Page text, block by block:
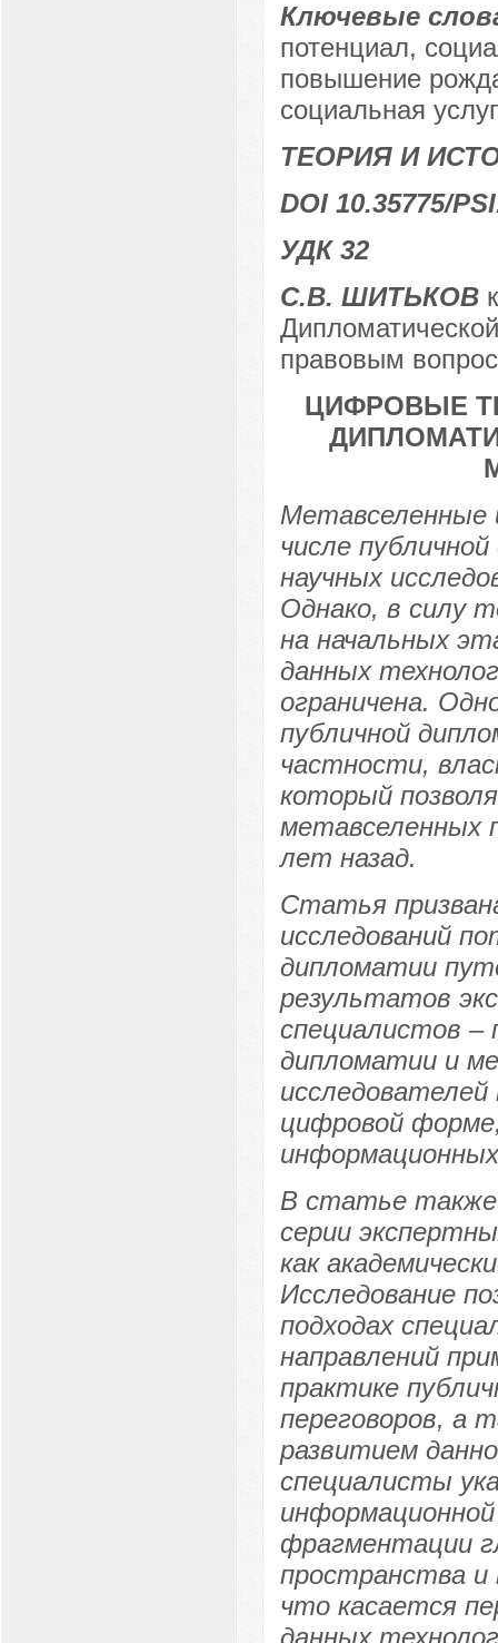
Ключевые
потенциал,
повышение
социальная
ТЕОРИЯ И
DOI 10.35775/
УДК 32
С.В. ШИТЬКОВ
правовым
ЦИФРОВЫЕ
Метавселенные
числе
научных
Однако, в силу
на начальных
данных
ограничена.
публичной
частности,
который
метавселенных
лет назад.
Статья
исследований
дипломатии
результатов
специалистов –
дипломатии и
цифровой
В статье
серии
как
Исследование
подходах
направлений
практике
переговоров, а
развитием
специалисты
фрагментации
пространства
что касается